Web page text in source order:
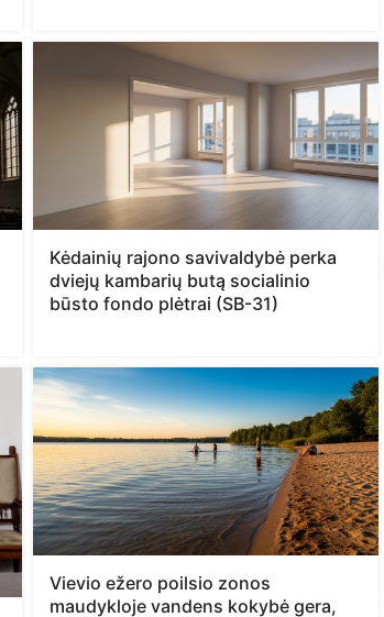
Kėdainių rajono savivaldybė perka
dviejų kambarių butą socialinio
būsto fondo plėtrai (SB-31)
Vievio ežero poilsio zonos
maudykloje vandens kokybė gera,